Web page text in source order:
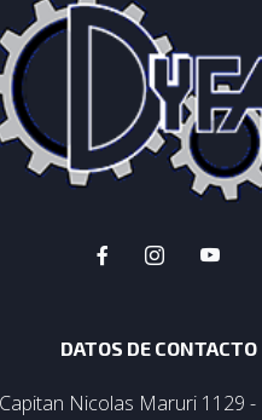
DATOS DE CONTACTO
Capitan Nicolas Maruri 1129 -